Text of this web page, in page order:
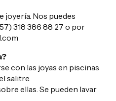
joyería. Nos puedes
318 386 88 27 o por
con las joyas en piscinas
salitre.
ellas. Se pueden lavar